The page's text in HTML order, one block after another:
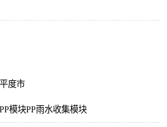
度市
模块PP雨水收集模块